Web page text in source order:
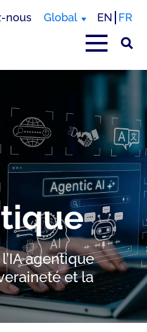
nous Global EN FR
agentique
et la